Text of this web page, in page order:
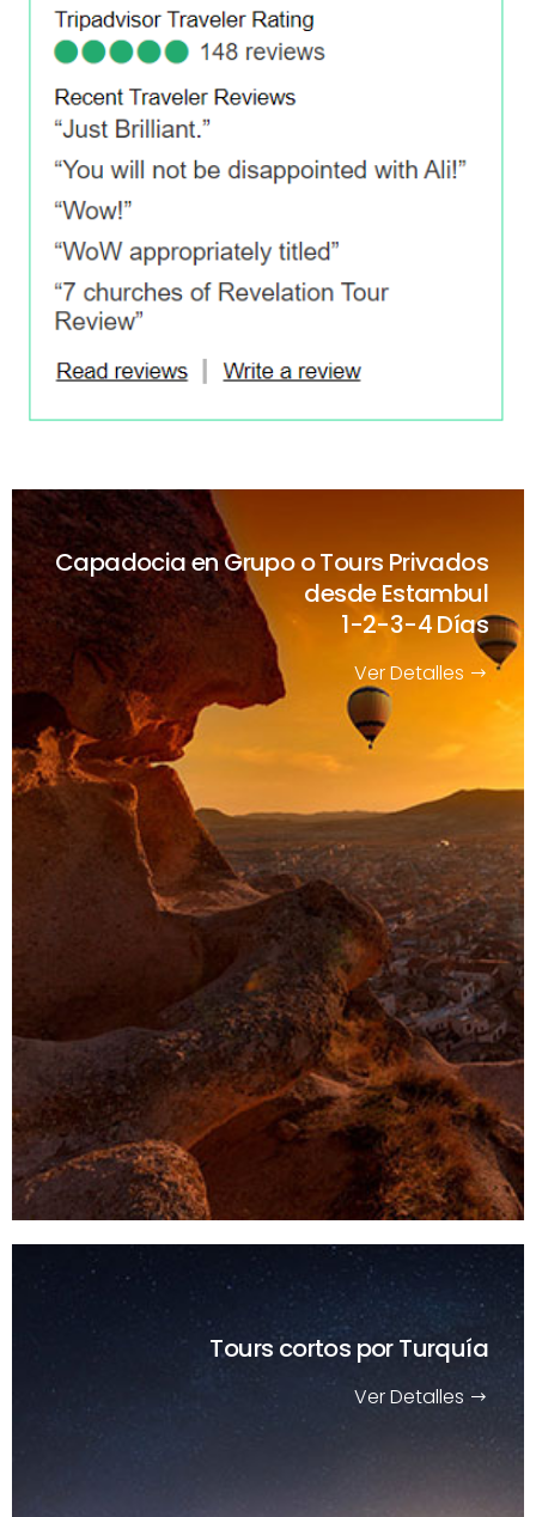
Capadocia en Grupo o Tours Privados
desde Estambul
1-2-3-4 Días
Ver Detalles
Tours cortos por Turquía
Ver Detalles